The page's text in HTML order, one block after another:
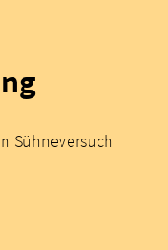
Sühneversuch